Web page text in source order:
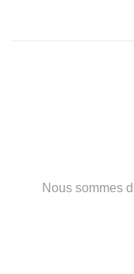
Nous sommes